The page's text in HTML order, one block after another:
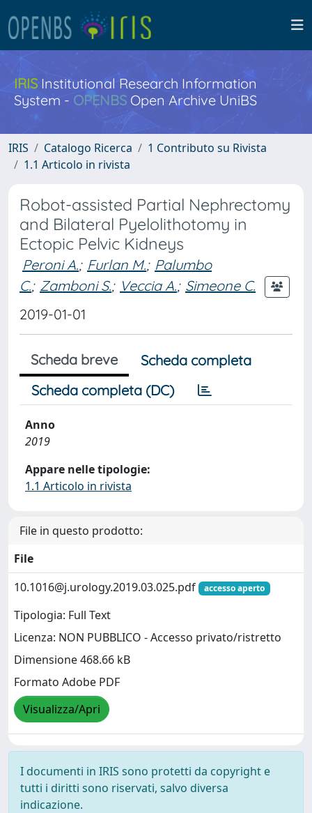
IRISInstitutional Research Information
System - OPENBS Open Archive UniBS
IRIS Catalogo Ricerca
1 Contributo su Rivista
1.1 Articolo in rivista
Robot-assisted Partial Nephrectomy
and Bilateral Pyelolithotomy in
Ectopic Pelvic Kidneys
Peroni A.; Furlan M.; Palumbo
C.; Zamboni S.; Veccia A.; Simeone C.
2019-01-01
Scheda breve
Scheda completa
Scheda completa (DC)
Anno
2019
Appare nelle tipologie:
1.1 Articolo in rivista
File in questo prodotto:
File
10.1016@j.urology.2019.03.025.pdf
accesso aperto
Tipologia: Full Text
Licenza: NON PUBBLICO - Accesso privato/ristretto
Dimensione 468.66 kB
Formato Adobe PDF
Visualizza/Apri
I documenti in IRIS sono protetti da copyright e
tutti i diritti sono riservati, salvo diversa
indicazione.